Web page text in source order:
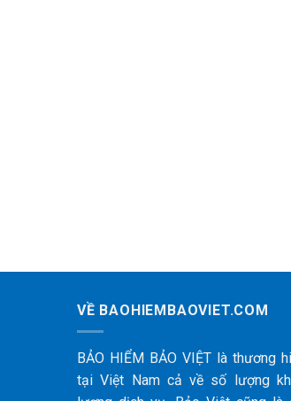
VỀ BAOHIEMBAOVIET.COM
BẢO HIỂM BẢO VIỆT là thương
tại Việt Nam cả về số lượng